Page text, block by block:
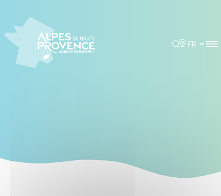
Rechercher
Choisir la